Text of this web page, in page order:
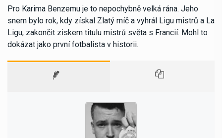
Pro Karima Benzemu je to nepochybně velká rána. Jeho
snem bylo rok, kdy získal Zlatý míč a vyhrál Ligu mistrů a La
Ligu, zakončit ziskem titulu mistrů světa s Francií. Mohl to
dokázat jako první fotbalista v historii.